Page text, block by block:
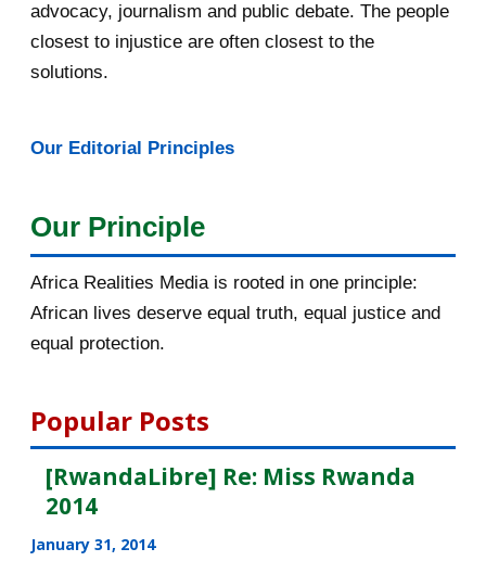
July 2016
March 2016
February 2016
January 2016
December 2015
November 2015
advocacy, journalism and public debate. The people
closest to injustice are often closest to the
solutions.
Our Editorial Principles
Our Principle
Africa Realities Media is rooted in one principle:
African lives deserve equal truth, equal justice and
equal protection.
Popular Posts
[RwandaLibre] Re: Miss Rwanda
2014
January 31, 2014